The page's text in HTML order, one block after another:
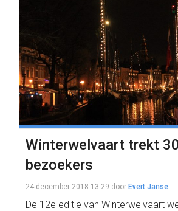
Winterwelvaart trekt
bezoekers
24 december 2018 13:29 door Evert Janse
De 12e editie van Winterwelvaart